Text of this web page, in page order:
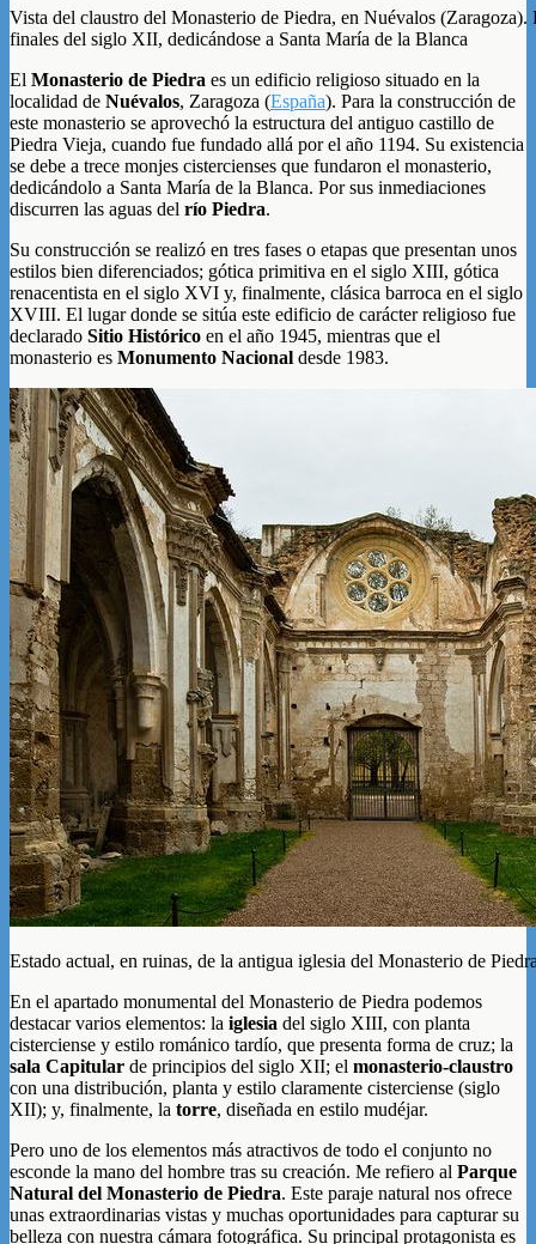
Vista del claustro del Monasterio de Piedra, en Nuévalos (Zaragoza).
finales del siglo XII, dedicándose a Santa María de la Blanca
El Monasterio de Piedra es un edificio religioso situado en la
localidad de Nuévalos, Zaragoza (España). Para la construcción de
este monasterio se aprovechó la estructura del antiguo castillo de
Piedra Vieja, cuando fue fundado allá por el año 1194. Su existencia
se debe a trece monjes cistercienses que fundaron el monasterio,
dedicándolo a Santa María de la Blanca. Por sus inmediaciones
discurren las aguas del río Piedra.
Su construcción se realizó en tres fases o etapas que presentan unos
estilos bien diferenciados; gótica primitiva en el siglo XIII, gótica
renacentista en el siglo XVI y, finalmente, clásica barroca en el siglo
XVIII. El lugar donde se sitúa este edificio de carácter religioso fue
declarado Sitio Histórico en el año 1945, mientras que el
monasterio es Monumento Nacional desde 1983.
Estado actual, en ruinas, de la antigua iglesia del Monasterio de
En el apartado monumental del Monasterio de Piedra podemos
destacar varios elementos: la iglesia del siglo XIII, con planta
cisterciense y estilo románico tardío, que presenta forma de cruz; la
sala Capitular de principios del siglo XII; el monasterio-claustro
con una distribución, planta y estilo claramente cisterciense (siglo
XII); y, finalmente, la torre, diseñada en estilo mudéjar.
Pero uno de los elementos más atractivos de todo el conjunto no
esconde la mano del hombre tras su creación. Me refiero al Parque
Natural del Monasterio de Piedra. Este paraje natural nos ofrece
unas extraordinarias vistas y muchas oportunidades para capturar su
belleza con nuestra cámara fotográfica. Su principal protagonista es